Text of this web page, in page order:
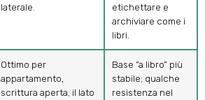
laterale.
etichettare e
archiviare come i
libri.
Ottimo per
appartamento,
scrittura aperta; il lato
Base “a libro” più
stabile; qualche
resistenza nel